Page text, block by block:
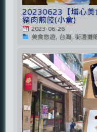
20230623【埔心美
豬肉煎餃(小盒)
2023-06-26
美食悠遊, 台灣, 街邊攤